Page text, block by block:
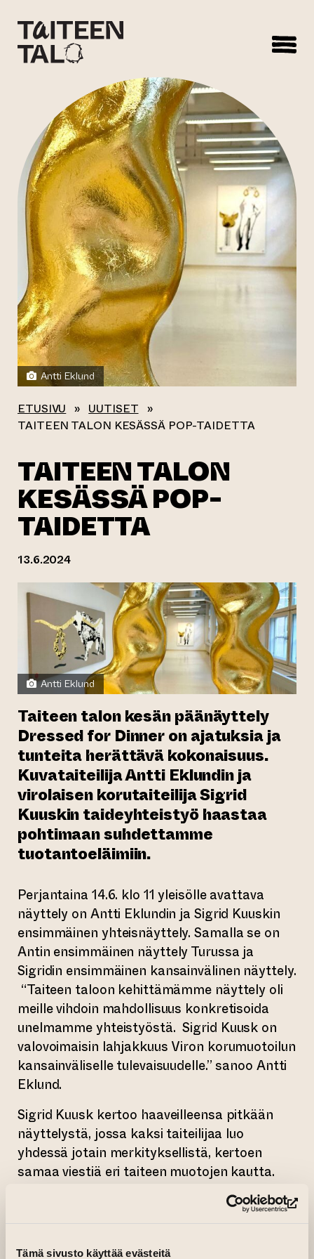
Tämä sivusto käyttää evästeitä
Antti Eklund
ETUSIVU » UUTISET »
TAITEEN TALON KESÄSSÄ POP-TAIDETTA
TAITEEN TALON
KESÄSSÄ POP-
TAIDETTA
13.6.2024
Antti Eklund
Taiteen talon kesän päänäyttely
Dressed for Dinneron ajatuksia ja
tunteita herättävä kokonaisuus.
Kuvataiteilija Antti Eklundin ja
virolaisen korutaiteilija Sigrid
Kuuskin taideyhteistyö haastaa
pohtimaan suhdettamme
tuotantoeläimiin.
Perjantaina 14.6. klo 11 yleisölle avattava
näyttely on Antti Eklundin ja Sigrid Kuuskin
ensimmäinen yhteisnäyttely. Samalla se on
Antin ensimmäinen näyttely Turussa ja
Sigridin ensimmäinen kansainvälinen näyttely.
“Taiteen taloon kehittämämme näyttely oli
meille vihdoin mahdollisuus konkretisoida
unelmamme yhteistyöstä. Sigrid Kuusk on
valovoimaisin lahjakkuus Viron korumuotoilun
kansainväliselle tulevaisuudelle.” sanoo Antti
Eklund.
Sigrid Kuusk kertoo haaveilleensa pitkään
näyttelystä, jossa kaksi taiteilijaa luo
yhdessä jotain merkityksellistä, kertoen
samaa viestiä eri taiteen muotojen kautta.
“Se, miten maailmamme napsahtivat yhteen
välittömästi, oli hämmästyttävää. Ja se mitä
Taiteen talo ajattelee teeman merkityksestä,
on upeaa ja kertoo rohkeudesta ja